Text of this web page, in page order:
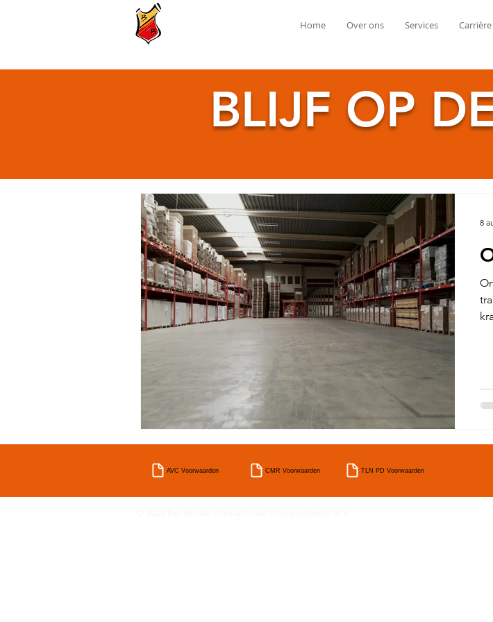
Home Over ons Services Carrière
BLIJF OP
8
AVC Voorwaarden CMR Voorwaarden TLN PD Voorwaarden